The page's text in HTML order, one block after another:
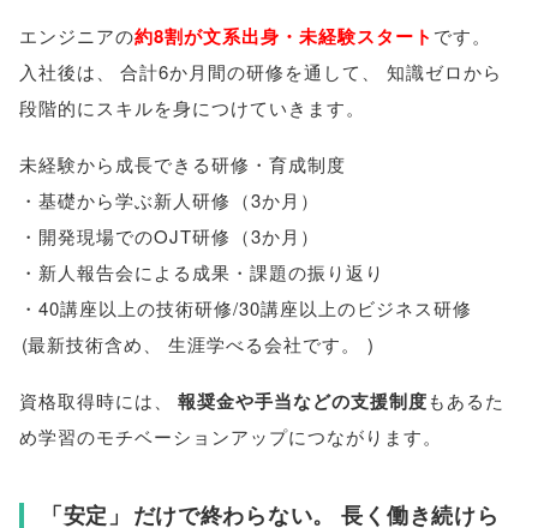
エンジニアの約8割が文系出身・未経験スタート です。
入社後は
合計6か月間の研修を通して
知識ゼロから
段階的にスキルを身につけていきます。
未経験から成長できる研修・育成制度
・基礎から学ぶ新人研修 （3か月 ）
・開発現場でのOJT研修 （3か月 ）
・新人報告会による成果・課題の振り返り
・40講座以上の技術研修/30講座以上のビジネス研修
(最新技術含め 生涯学べる会社です。 )
資格取得時には 報奨金や手当などの支援制度もあるた
め学習のモチベーションアップにつながります。
「安定 」 だけで終わらない。
長く働き続けら